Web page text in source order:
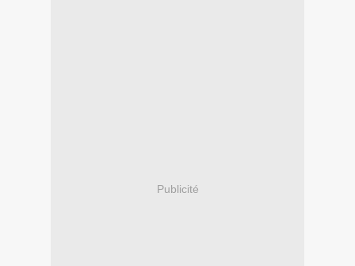
Publicité